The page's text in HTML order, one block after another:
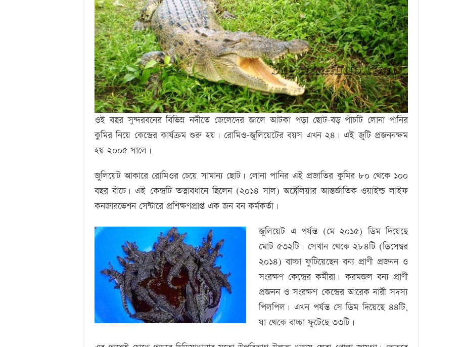
ওই বছর সুন্দরবনের বিভিন্ন নদীতে জেলেদের জালে আটকা পড়া ছোট-বড় পাঁচটি লোনা পানির
কুমির নিয়ে কেন্দ্রের কার্যক্রম শুরু হয়। রোমিও-জুলিয়েটের বয়স এখন ২৪। এই জুটি প্রজননক্ষম
হয় ২০০৫ সালে।
জুলিয়েট আকারে রোমিওর চেয়ে সামান্য ছোট। লোনা পানির এই প্রজাতির কুমির ৮০ থেকে ১০০
বছর বাঁচে। এই কেন্দ্রটি তত্ত্বাবধানে ছিলেন (২০১৪ সাল) অষ্ট্রেলিয়ার আন্তর্জাতিক ওয়াইল্ড লাইফ
কনজারভেশন সেন্টারে প্রশিক্ষণপ্রাপ্ত এক জন বন কর্মকর্তা।
জুলিয়েট এ পর্যন্ত (মে ২০১৫) ডিম দিয়েছে
মোট ৫৩২টি। সেখান থেকে ২৮৪টি (ডিসেম্বর
২০১৪) বাচ্চা ফুটিয়েছেন বন্য প্রাণী প্রজনন ও
সংরক্ষণ কেন্দ্রের কর্মীরা। করমজল বন্য প্রাণী
প্রজনন ও সংরক্ষণ কেন্দ্রের আরেক নারী সদস্য
পিলপিল। এখন পর্যন্ত সে ডিম দিয়েছে ৪৪টি,
যা থেকে বাচ্চা ফুটেছে ৩৩টি।